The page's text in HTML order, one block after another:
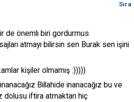
Sıra
de önemli biri gordurmus
atmayı bilirsin sen Burak sen işini
kişiler olmamış :)))))
Billahide inanacağız bu ve
dolusu iftira atmaktan hiç